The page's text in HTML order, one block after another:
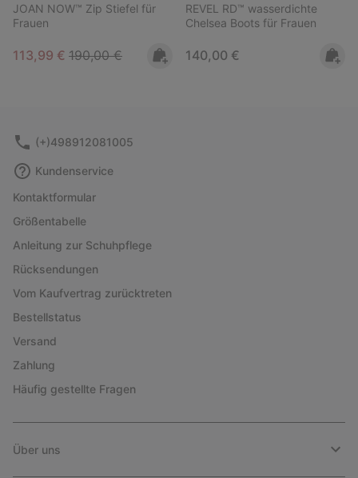
JOAN NOW™ Zip Stiefel für
Frauen
Sale price:
113,99 € Regular price:
190,00 €
REVEL RD™ wasserdichte
Chelsea Boots für Frauen
Regular price:
140,00 €
(+)498912081005
Kundenservice
Kontaktformular
Größentabelle
Anleitung zur Schuhpflege
Rücksendungen
Vom Kaufvertrag zurücktreten
Bestellstatus
Versand
Zahlung
Häufig gestellte Fragen
Über uns